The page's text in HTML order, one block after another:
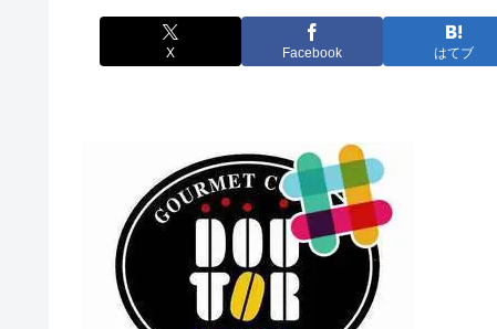
X Facebook はてブ